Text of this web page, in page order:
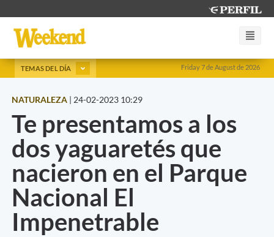
Friday 7 de August de 2026
TEMAS DEL DÍA
NATURALEZA | 24-02-2023 10:29
Te presentamos a los
dos yaguaretés que
nacieron en el Parque
Nacional El
Impenetrable